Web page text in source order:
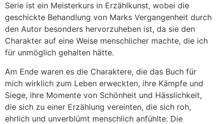
Serie ist ein Meisterkurs in Erzählkunst, wobei die
geschickte Behandlung von Marks Vergangenheit durch
den Autor besonders hervorzuheben ist, da sie den
Charakter auf eine Weise menschlicher machte, die ich
für unmöglich gehalten hätte.
Am Ende waren es die Charaktere, die das Buch für
mich wirklich zum Leben erweckten, ihre Kämpfe und
Siege, ihre Momente von Schönheit und Hässlichkeit,
die sich zu einer Erzählung vereinten, die sich roh,
ehrlich und unverblümt menschlich anfühlte. Die